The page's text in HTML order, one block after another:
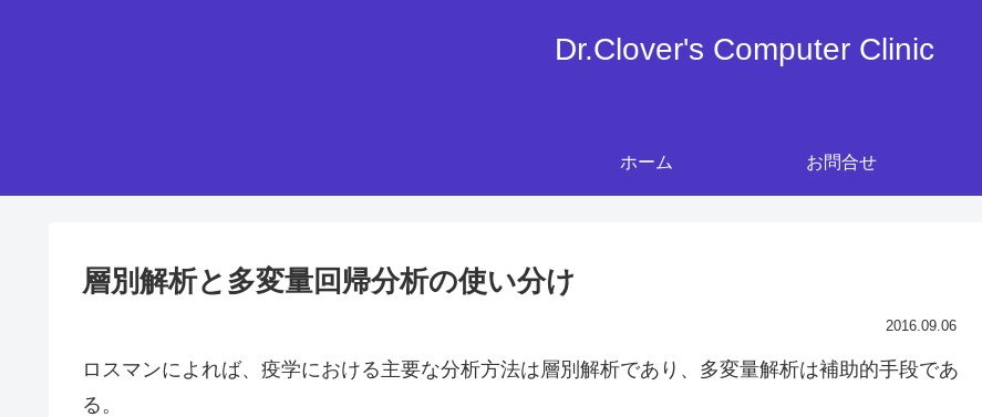
Dr.Clover's Computer Clinic
ホーム お問合せ
層別解析と多変量回帰分析の使い分け
2016.09.06
ロスマンによれば、疫学における主要な分析方法は層別解析であり、多変量解析は補助的手段であ
る。